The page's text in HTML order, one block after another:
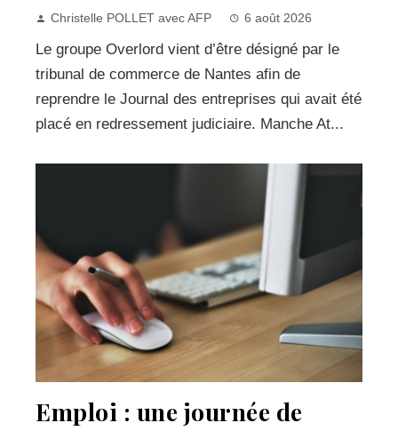
Christelle POLLET avec AFP 6 août 2026
Le groupe Overlord vient d’être désigné par le
tribunal de commerce de Nantes afin de
reprendre le Journal des entreprises qui avait été
placé en redressement judiciaire. Manche At...
Emploi : une journée de